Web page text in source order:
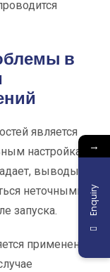
в
является
настройкам.
выводы
неточными.
запуска.
применение
→
Enquiry